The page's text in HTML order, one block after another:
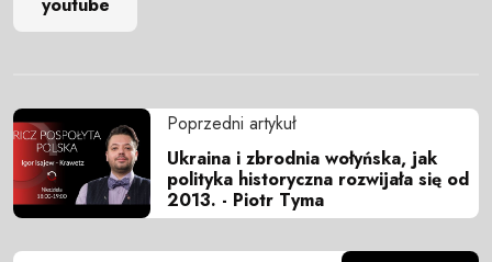
youtube
Poprzedni artykuł
Ukraina i zbrodnia wołyńska, jak
polityka historyczna rozwijała się od
2013. - Piotr Tyma